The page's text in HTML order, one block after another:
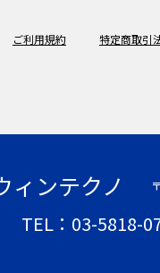
ご利用規約 特定商取引
ィンテクノ
TEL：03-5818-